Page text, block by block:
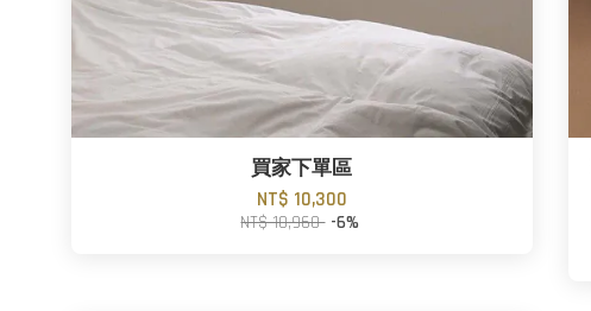
買家下單區
NT$ 10,300
NT$ 10,960 -6%